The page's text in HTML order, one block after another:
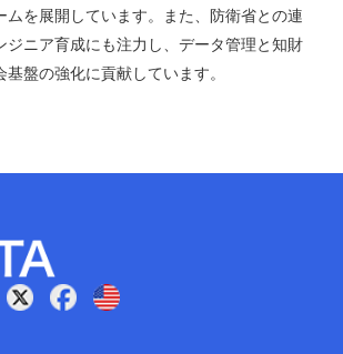
ムを展開しています。また、防衛省との連
ジニア育成にも注力し、データ管理と知財
盤の強化に貢献しています。